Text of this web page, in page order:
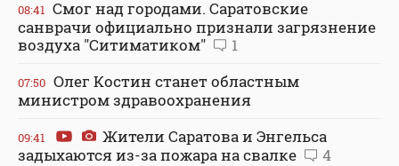
08:41 Смог над городами. Саратовские
санврачи официально признали загрязнение
воздуха "Ситиматиком"
1
07:50 Олег Костин станет областным
министром здравоохранения
09:41
Жители Саратова и Энгельса
задыхаются из-за пожара на свалке
4